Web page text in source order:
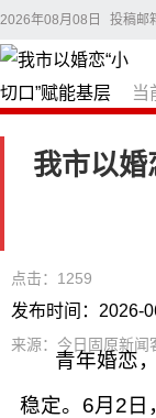
2026年08月08日 投稿邮
当
我市以婚
点击：1259
发布时间：2026-
来源：今日固原新闻
青年婚恋
稳定。6月2日